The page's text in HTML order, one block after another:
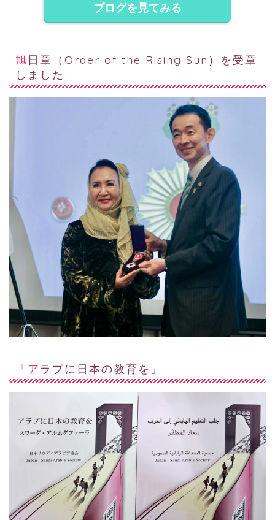
ブログを見てみる
旭日章（Order of the Rising Sun）を受章
しました
「アラブに日本の教育を」